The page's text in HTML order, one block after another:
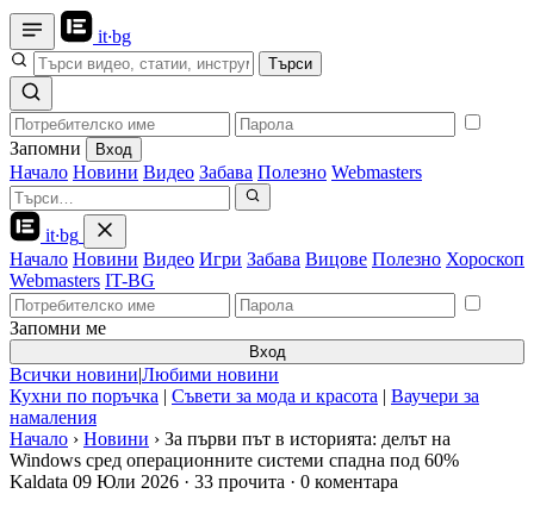
it·bg
Търси
Запомни Вход
Начало Новини Видео Забава Полезно Webmasters
it·bg
Начало Новини Видео Игри Забава Вицове Полезно Хороскоп
Webmasters IT-BG
Запомни ме
Вход
Всички новини|Любими новини
Кухни по поръчка | Съвети за мода и красота | Ваучери за
намаления
Начало › Новини › За първи път в историята: делът на
Windows сред операционните системи спадна под 60%
Kaldata 09 Юли 2026 · 33 прочита · 0 коментара